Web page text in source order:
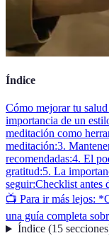
Índice
Cómo mejorar tu
importancia de un
meditación como
meditación:3.
recomendadas:4. El
gratitud:5. La
seguir:Checklist antes
📺 Para ir más lejos:
una guía completa
Índice(15 secciones